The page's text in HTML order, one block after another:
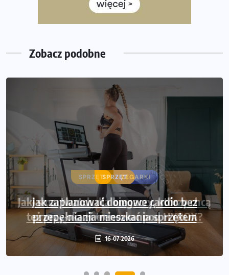
35. Bieg Powstania Warszawskiego – praktyczny
poradnik przed startem
Zobacz podobne
SPRZĘT
Jak zaplanować domowe cardio bez
przepełniania mieszkania sprzętem
16-07-2026